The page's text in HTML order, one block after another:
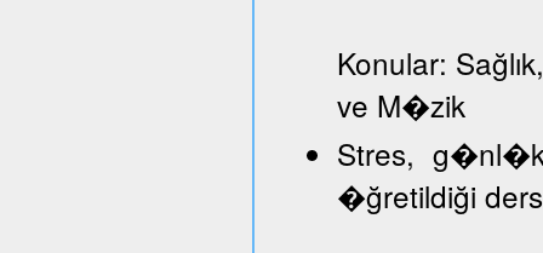
Konular:
ve M�zik
Stres, g�nl�k
�ğretildiği